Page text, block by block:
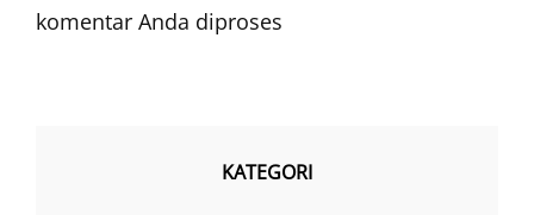
komentar Anda diproses
KATEGORI